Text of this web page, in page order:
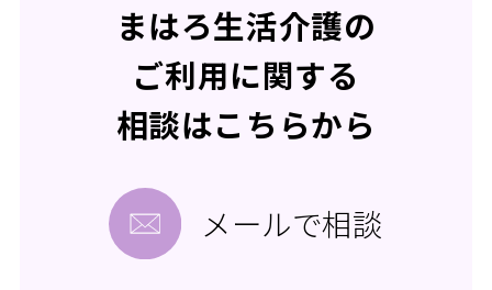
まはろ生活介護の
ご利用に関する
相談はこちらから
メールで相談